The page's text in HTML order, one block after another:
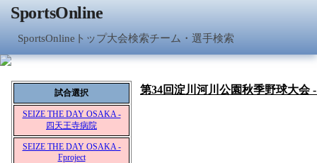
SportsOnline
SportsOnlineトップ大会検索チーム・選手検索
試合選択
SEIZE THE DAY OSAKA -
四天王寺病院
SEIZE THE DAY OSAKA -
Fproject
第34回淀川河川公園秋季野球大会